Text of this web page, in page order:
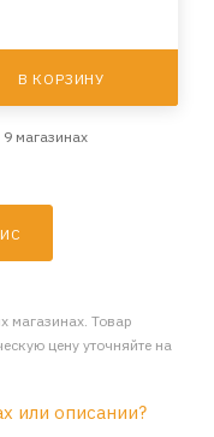
В КОРЗИНУ
магазинах
магазинах. Товар
цену уточняйте на
или описании?